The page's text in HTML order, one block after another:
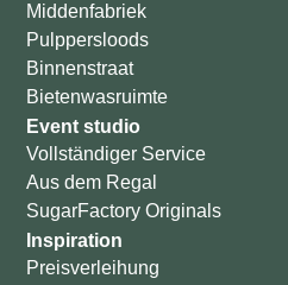
Middenfabriek
Pulppersloods
Binnenstraat
Bietenwasruimte
Event studio
Vollständiger Service
Aus dem Regal
SugarFactory Originals
Inspiration
Preisverleihung